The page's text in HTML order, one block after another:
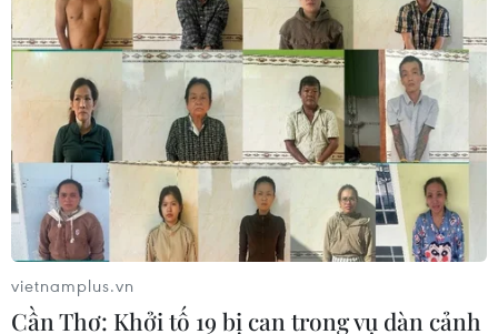
TIN LIÊN QUAN
vietnamplus.vn
Cần Thơ: Khởi tố 19 bị can trong vụ dàn cảnh